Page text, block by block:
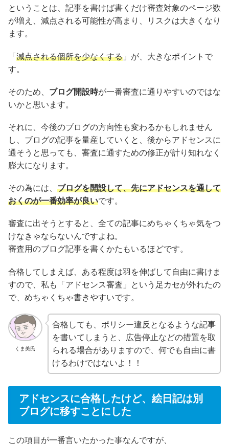
ということは、記事を書けば書くだけ審査対象のページ数
が増え、減点される可能性が高まり、リスクは大きくなり
ます。
「 減点される個所を少なくする 」が、大きなポイントで
す。
そのため、 ブログ開設時が一番審査に通りやすいのではな
いかと思います。
それに、今後のブログの方向性も変わるかもしれません
し、ブログの記事を量産していくと、後からアドセンスに
通そうと思っても、審査に通すための修正が計り知れなく
膨大になります。
その為には、 ブログを開設して、先にアドセンスを通して
おくのが一番効率が良いです。
審査に出そうとすると、全ての記事にめちゃくちゃ気をつ
けなきゃならないんですよね。
審査用のブログ記事を書くかたもいるほどです。
合格してしまえば、ある程度は羽を伸ばして自由に書けま
すので、私も「アドセンス審査」という足カセが外れたの
で、めちゃくちゃ書きやすいです。
くま美氏
合格しても、ポリシー違反となるような記事
を書いてしまうと、広告停止などの措置を取
られる場合がありますので、何でも自由に書
けるわけではないよ！！
アドセンスに合格したけど、絵日記は別
ブログに移すことにした
この項目が一番言いたかった事なんですが、